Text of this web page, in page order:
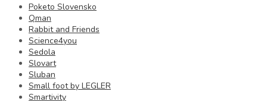
Poketo Slovensko
Qman
Rabbit and Friends
Science4you
Sedola
Slovart
Sluban
Small foot by LEGLER
Smartivity